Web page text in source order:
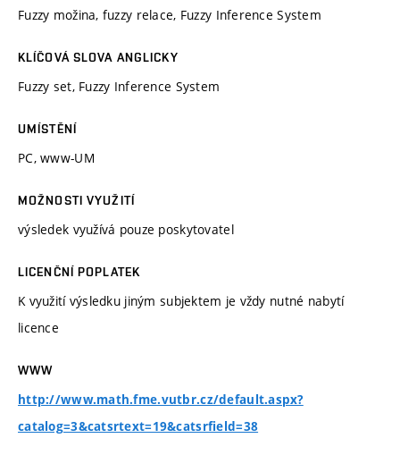
Fuzzy možina, fuzzy relace, Fuzzy Inference System
KLÍČOVÁ SLOVA ANGLICKY
Fuzzy set, Fuzzy Inference System
UMÍSTĚNÍ
PC, www-UM
MOŽNOSTI VYUŽITÍ
výsledek využívá pouze poskytovatel
LICENČNÍ POPLATEK
K využití výsledku jiným subjektem je vždy nutné nabytí
licence
WWW
http://www.math.fme.vutbr.cz/default.aspx?
catalog=3&catsrtext=19&catsrfield=38